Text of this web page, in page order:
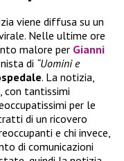
viene diffusa su un
Nelle ultime ore
malore per Gianni
di “Uomini e
. La notizia,
con tantissimi
per le
di un ricovero
e chi invece,
di comunicazioni